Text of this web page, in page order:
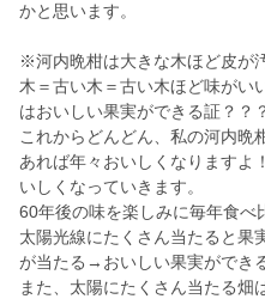
かと思います。
※河内晩柑は大きな木ほど皮が
木＝古い木＝古い木ほど味が
はおいしい果実ができる証？？
これからどんどん、私の河内晩
あれば年々おいしくなりますよ
いしくなっていきます。
60年後の味を楽しみに毎年食べ
太陽光線にたくさん当たると果
が当たる→おいしい果実ができ
また、太陽にたくさん当たる畑